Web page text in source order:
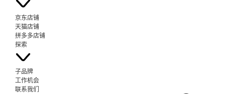
京东店铺
天猫店铺
拼多多店铺
探索
子品牌
工作机会
联系我们